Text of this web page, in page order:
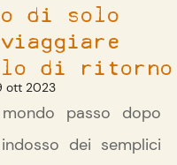
di solo
di ritorno
ott 2023
passo dopo
dei semplici